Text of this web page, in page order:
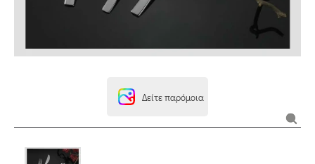
Δείτε παρόμοια